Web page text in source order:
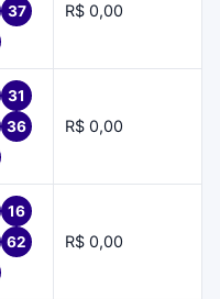
37
R$ 0,00
31
36
R$ 0,00
16
62
R$ 0,00